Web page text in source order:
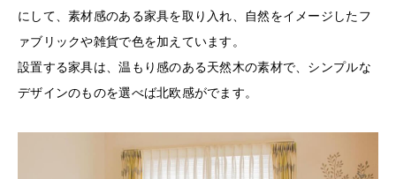
にして、素材感のある家具を取り入れ、自然をイメージしたフ
ァブリックや雑貨で色を加えています。
設置する家具は、温もり感のある天然木の素材で、シンプルな
デザインのものを選べば北欧感がでます。